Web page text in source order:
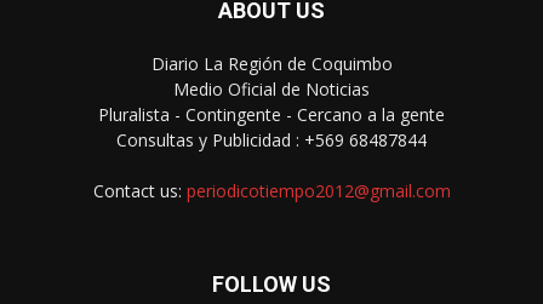
ABOUT US
Diario La Región de Coquimbo
Medio Oficial de Noticias
Pluralista - Contingente - Cercano a la gente
Consultas y Publicidad : +569 68487844
Contact us: periodicotiempo2012@gmail.com
FOLLOW US